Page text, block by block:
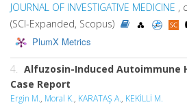
JOURNAL OF INVESTIGATIVE MEDICINE ,
(SCI-Expanded, Scopus)
PlumX Metrics
4. Alfuzosin-Induced Autoimmune
Case Report
Ergin M., Moral K., KARATAŞ A., KEKİLLİ M.